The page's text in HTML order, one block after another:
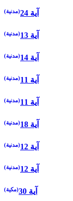
(مدنية) 24 آية
(مدنية) 13 آية
(مدنية) 14 آية
(مدنية) 11 آية
(مدنية) 11 آية
(مدنية) 18 آية
(مدنية) 12 آية
(مدنية) 12 آية
(مكية) 30 آية